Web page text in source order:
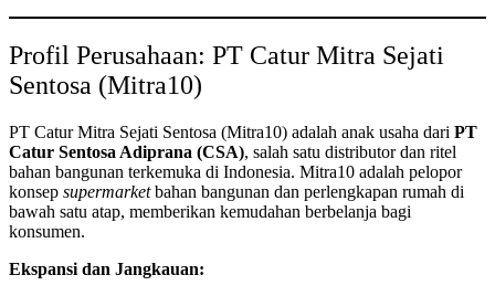
Profil Perusahaan: PT Catur Mitra Sejati
Sentosa (Mitra10)
PT Catur Mitra Sejati Sentosa (Mitra10) adalah anak usaha dari PT
Catur Sentosa Adiprana (CSA), salah satu distributor dan ritel
bahan bangunan terkemuka di Indonesia. Mitra10 adalah pelopor
konsep supermarketbahan bangunan dan perlengkapan rumah di
bawah satu atap, memberikan kemudahan berbelanja bagi
konsumen.
Ekspansi dan Jangkauan: